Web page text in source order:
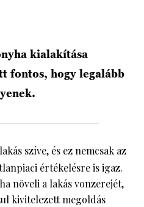
kialakítása
fontos, hogy legalább
szíve, és ez nemcsak az
értékelésre is igaz.
növeli a lakás vonzerejét,
kivitelezett megoldás